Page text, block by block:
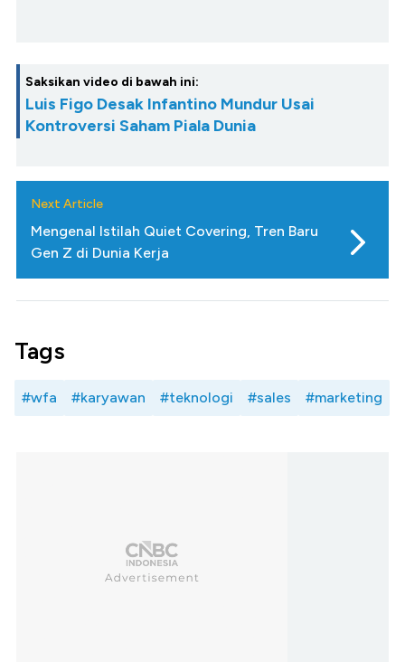
Saksikan video di bawah ini:
Luis Figo Desak Infantino Mundur Usai
Kontroversi Saham Piala Dunia
Next Article
Mengenal Istilah Quiet Covering, Tren Baru
Gen Z di Dunia Kerja
Tags
#wfa #karyawan #teknologi #sales #marketing